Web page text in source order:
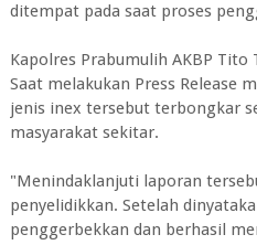
ditempat pada saat proses
Kapolres Prabumulih AKBP Tito
Saat melakukan Press Release
jenis inex tersebut terbongkar
masyarakat sekitar.
"Menindaklanjuti laporan
penyelidikkan. Setelah
penggerbekkan dan berhasil